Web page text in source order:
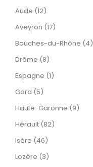
Aude (12)
Aveyron (17)
Bouches-du-Rhône (4)
Drôme (8)
Espagne (1)
Gard (5)
Haute-Garonne (9)
Hérault (82)
Isère (46)
Lozère (3)